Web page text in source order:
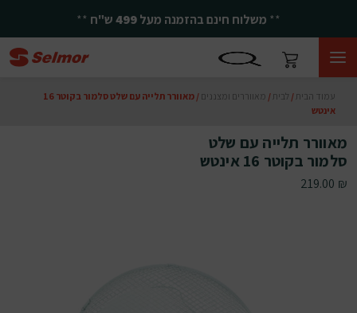
** משלוח חינם בהזמנה מעל499ש"ח **
עמוד הבית / לבית / מאווררים ומצננים
/ מאוורר תלייה עם שלט סלמור בקוטר 16
אינטש
מאוורר תלייה עם שלט
סלמור בקוטר 16 אינטש
219.00 ₪